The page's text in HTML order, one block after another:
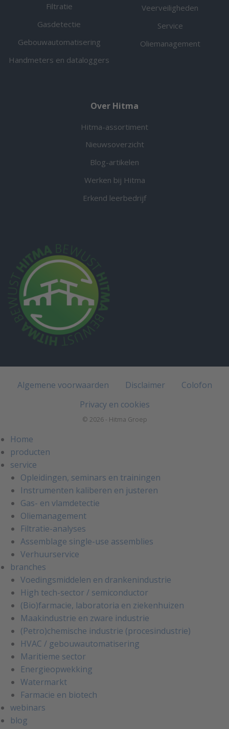
Filtratie
Gasdetectie
Gebouwautomatisering
Handmeters en dataloggers
Veerveiligheden
Service
Oliemanagement
Over Hitma
Hitma-assortiment
Nieuwsoverzicht
Blog-artikelen
Werken bij Hitma
Erkend leerbedrijf
Algemene voorwaarden Disclaimer
Colofon
Privacy en cookies
© 2026 - Hitma Groep
Home
producten
service
Opleidingen, seminars en trainingen
Instrumenten kaliberen en justeren
Gas- en vlamdetectie
Oliemanagement
Filtratie-analyses
Assemblage single-use assemblies
Verhuurservice
branches
Voedingsmiddelen en drankenindustrie
High tech-sector / semiconductor
(Bio)farmacie, laboratoria en ziekenhuizen
Maakindustrie en zware industrie
(Petro)chemische industrie (procesindustrie)
HVAC / gebouwautomatisering
Maritieme sector
Energieopwekking
Watermarkt
Farmacie en biotech
webinars
blog